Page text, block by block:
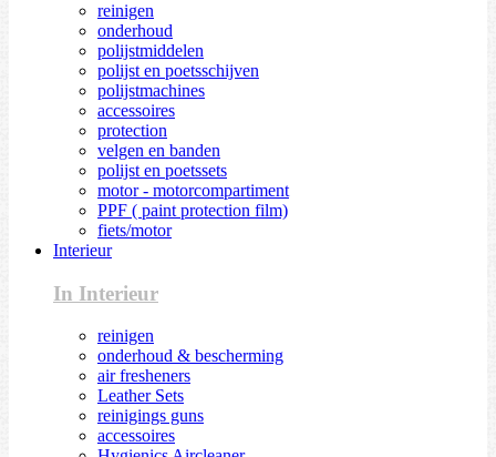
reinigen
onderhoud
polijstmiddelen
polijst en poetsschijven
polijstmachines
accessoires
protection
velgen en banden
polijst en poetssets
motor - motorcompartiment
PPF ( paint protection film)
fiets/motor
Interieur
In Interieur
reinigen
onderhoud & bescherming
air fresheners
Leather Sets
reinigings guns
accessoires